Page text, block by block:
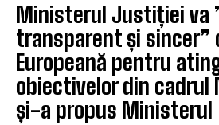
Ministerul Justiției va
transparent și sincer”
Europeană pentru
obiectivelor din cadrul
și-a propus Ministerul